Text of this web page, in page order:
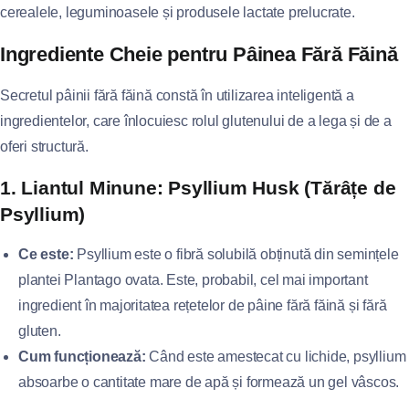
cerealele, leguminoasele și produsele lactate prelucrate.
Ingrediente Cheie pentru Pâinea Fără Făină
Secretul pâinii fără făină constă în utilizarea inteligentă a
ingredientelor, care înlocuiesc rolul glutenului de a lega și de a
oferi structură.
1. Liantul Minune: Psyllium Husk (Tărâțe de
Psyllium)
Ce este: Psyllium este o fibră solubilă obținută din semințele
plantei Plantago ovata. Este, probabil, cel mai important
ingredient în majoritatea rețetelor de pâine fără făină și fără
gluten.
Cum funcționează: Când este amestecat cu lichide, psyllium
absoarbe o cantitate mare de apă și formează un gel vâscos.